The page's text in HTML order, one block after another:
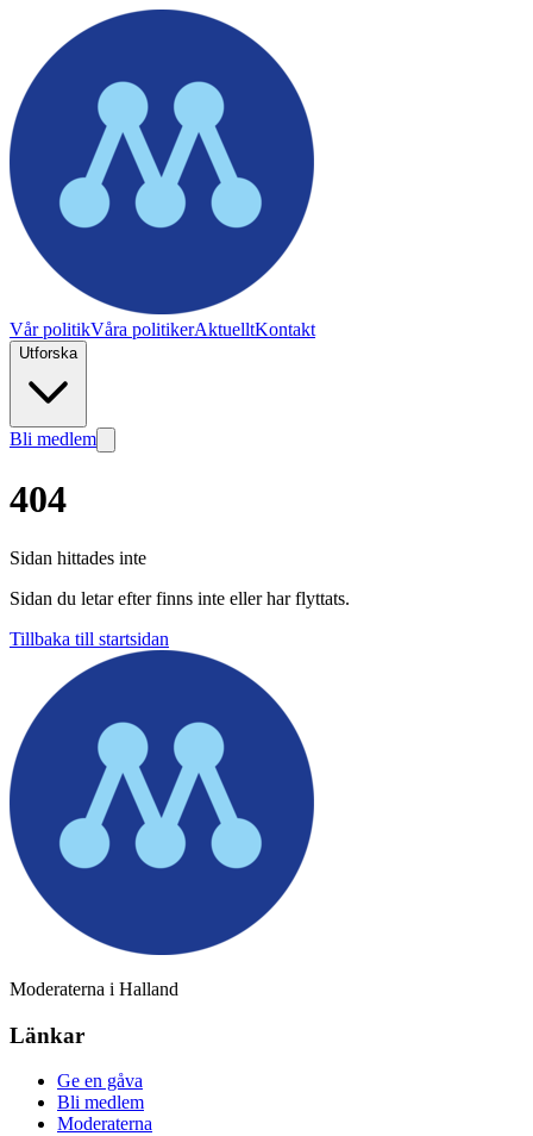
Vår politikVåra politikerAktuelltKontakt
Utforska
Bli medlem
404
Sidan hittades inte
Sidan du letar efter finns inte eller har flyttats.
Tillbaka till startsidan
Moderaterna i Halland
Länkar
Ge en gåva
Bli medlem
Moderaterna